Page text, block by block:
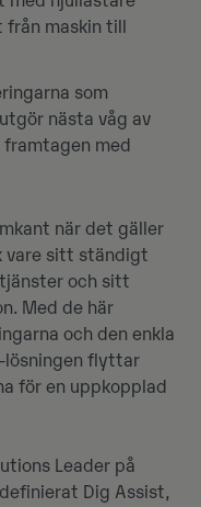
maskin till
som
nästa våg av
med
när det gäller
vare sitt ständigt
och sitt
Med de här
och den enkla
lösningen flyttar
för en uppkopplad
Leader på
Dig Assist,